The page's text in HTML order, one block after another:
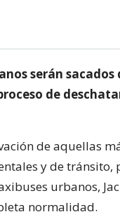
serán sacados
de
de aquellas
y de tránsito,
urbanos,
normalidad.